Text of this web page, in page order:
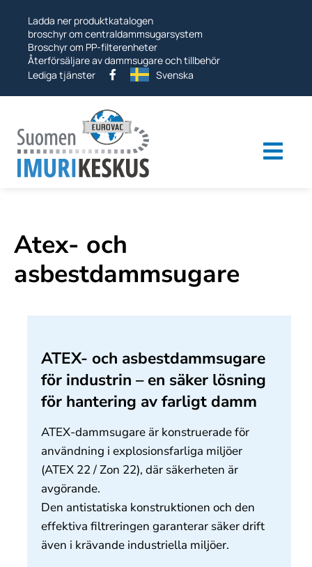
Ladda ner produktkatalogen
broschyr om centraldammsugarsystem
Broschyr om PP-filterenheter
Återförsäljare av dammsugare och tillbehör
Lediga tjänster
Svenska
Vakuumsystem
Övriga produkter
Kontakt
Atex- och
asbestdammsugare
ATEX- och asbestdammsugare
för industrin – en säker lösning
för hantering av farligt damm
ATEX-dammsugare är konstruerade för
användning i explosionsfarliga miljöer
(ATEX 22 / Zon 22), där säkerheten är
avgörande.
Den antistatiska konstruktionen och den
effektiva filtreringen garanterar säker drift
även i krävande industriella miljöer.